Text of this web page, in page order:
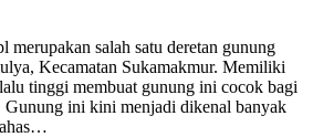
salah satu deretan gunung
Kecamatan Sukamakmur. Memiliki
tinggi membuat gunung ini cocok bagi
ini kini menjadi dikenal banyak